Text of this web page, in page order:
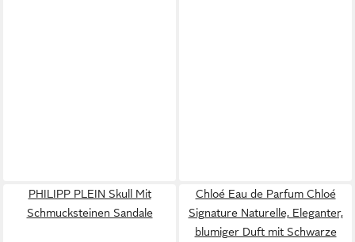
PHILIPP PLEIN Skull Mit
Schmucksteinen Sandale
Chloé Eau de Parfum Chloé
Signature Naturelle, Eleganter,
blumiger Duft mit Schwarze